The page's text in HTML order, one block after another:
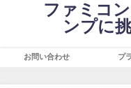
ファミコ
ンプに
お問い合わせ プ